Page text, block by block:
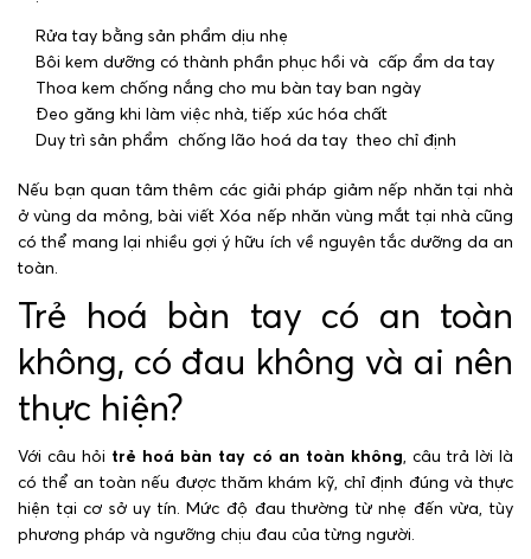
Rửa tay bằng sản phẩm dịu nhẹ
Bôi kem dưỡng có thành phần phục hồi và cấp ẩm da tay
Thoa kem chống nắng cho mu bàn tay ban ngày
Đeo găng khi làm việc nhà, tiếp xúc hóa chất
Duy trì sản phẩm chống lão hoá da tay theo chỉ định
Nếu bạn quan tâm thêm các giải pháp giảm nếp nhăn tại nhà
ở vùng da mỏng, bài viết Xóa nếp nhăn vùng mắt tại nhà cũng
có thể mang lại nhiều gợi ý hữu ích về nguyên tắc dưỡng da an
toàn.
Trẻ hoá bàn tay có an toàn
không, có đau không và ai nên
thực hiện?
Với câu hỏi trẻ hoá bàn tay có an toàn không, câu trả lời là
có thể an toàn nếu được thăm khám kỹ, chỉ định đúng và thực
hiện tại cơ sở uy tín. Mức độ đau thường từ nhẹ đến vừa, tùy
phương pháp và ngưỡng chịu đau của từng người.